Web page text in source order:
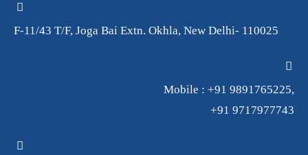
F-11/43 T/F, Joga Bai Extn. Okhla, New Delhi- 110025
Mobile : +91 9891765225,
+91 9717977743